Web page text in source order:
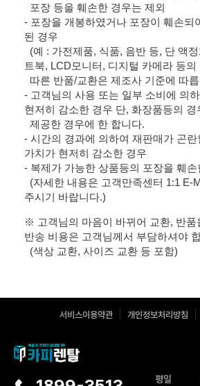
포장 등을 훼손한 경우는 제외
- 포장을 개봉하였거나 포장이 훼손되
된 경우
(예 : 가전제품, 식품, 음반 등, 단 액
트북, LCD모니터, 디지털 카메라 등의
따른 반품/교환은 제조사 기준에 따
- 고객님의 사용 또는 일부 소비에 의
현저히 감소한 경우 단, 화장품등의 경
제공한 경우에 한 합니다.
- 시간의 경과에 의하여 재판매가 곤
가치가 현저히 감소한 경우
- 복제가 가능한 상품등의 포장을 훼손
(자세한 내용은 고객만족센터 1:1 E-
주시기 바랍니다.)
※ 고객님의 마음이 바뀌어 교환, 반품
반송 비용은 고객님께서 부담하셔야
(색상 교환, 사이즈 교환 등 포함)
서비스이용약관 개인정보처리방침
평일